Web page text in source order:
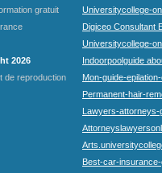
gratuit
2026
de reproduction
Universitycollege-
Digiceo Consultant
Universitycollege-
Indoorpoolguide
Mon-guide-
Permanent-hair-
Lawyers-attorneys-
Best-car-